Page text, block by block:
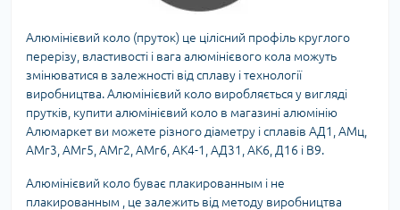
Алюмінієвий коло (пруток) це цілісний профіль круглого
перерізу, властивості і вага алюмінієвого кола можуть
змінюватися в залежності від сплаву і технології
виробництва. Алюмінієвий коло виробляється у вигляді
прутків, купити алюмінієвий коло в магазині алюмінію
Алюмаркет ви можете різного діаметру і сплавів АД1, АМц,
АМг3, АМг5, АМг2, АМг6, АК4-1, АД31, АК6, Д16 і В9.
Алюмінієвий коло буває плакированным і не
плакированным , це залежить від методу виробництва